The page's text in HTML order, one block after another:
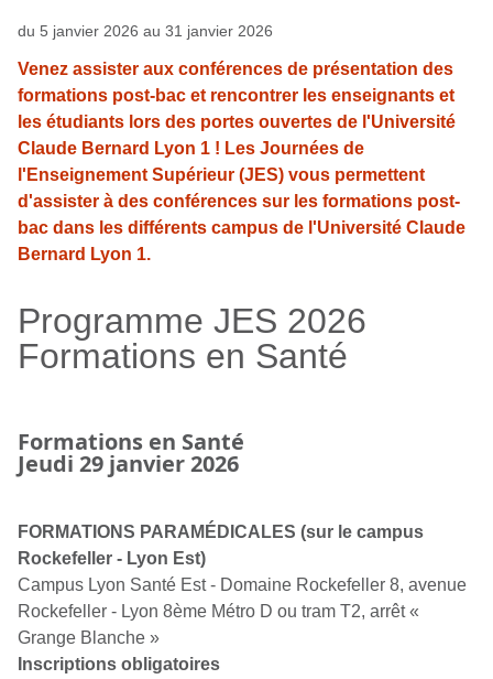
du 5 janvier 2026 au 31 janvier 2026
Venez assister aux conférences de présentation des
formations post-bac et rencontrer les enseignants et
les étudiants lors des portes ouvertes de l'Université
Claude Bernard Lyon 1 ! Les Journées de
l'Enseignement Supérieur (JES) vous permettent
d'assister à des conférences sur les formations post-
bac dans les différents campus de l'Université Claude
Bernard Lyon 1.
Programme JES 2026
Formations en Santé
Formations en Santé
Jeudi 29 janvier 2026
FORMATIONS PARAMÉDICALES (sur le campus
Rockefeller - Lyon Est)
Campus Lyon Santé Est - Domaine Rockefeller 8, avenue
Rockefeller - Lyon 8ème Métro D ou tram T2, arrêt «
Grange Blanche »
Inscriptions obligatoires